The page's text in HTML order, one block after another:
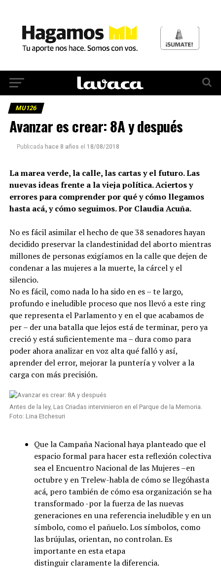
MU126
Avanzar es crear: 8A y después
Publicada hace 8 años el 18/08/2018
La marea verde, la calle, las cartas y el futuro. Las
nuevas ideasfrente a la vieja política. Aciertos y
errores para comprender por qué y cómo llegamos
hasta acá, y cómo seguimos. Por Claudia Acuña.
No es fácil asimilar el hecho de que 38 senadores hayan
decidido preservar la clandestinidad del aborto mientras
millones de personas exigíamos en la calle que dejen de
condenar a las mujeres a la muerte, la cárcel y el
silencio.
No es fácil, como nada lo ha sido en es – te largo,
profundo e ineludible proceso que nos llevó a este ring
que representa el Parlamento y en el que acabamos de
per – der una batalla que lejos está de terminar, pero ya
creció y está suficientemente ma – dura como para
poder ahora analizar en voz alta qué falló y así,
aprender del error, mejorar la puntería y volver a la
carga con más precisión.
Antes de la ley, Las Criadas intervinieron en el Parque de la Memoria.
Foto: Lina Etchesuri
Que la Campaña Nacional haya planteado que el
espacio formal para hacer esta reflexión colectiva
sea el Encuentro Nacional de las Mujeres –en
octubre y en Trelew-habla de cómo se llegóhasta
acá, pero también de cómo esa organización se ha
transformado -por la fuerza de las nuevas
generaciones en una referencia ineludible y en un
símbolo, como el pañuelo. Los símbolos, como
las brújulas, orientan, no controlan. Es
importante en esta etapa
distinguir claramente la diferencia.